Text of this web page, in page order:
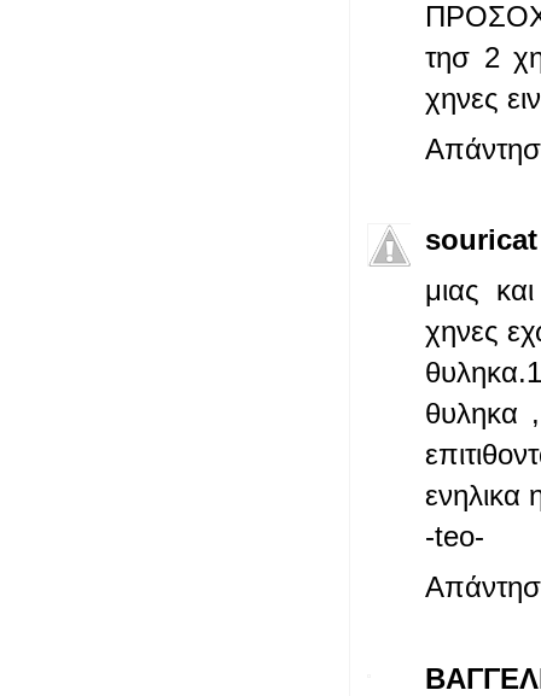
τησ 2
χηνες
souricat
μιας
χηνες
θυληκα
ενηλικα
-teo-